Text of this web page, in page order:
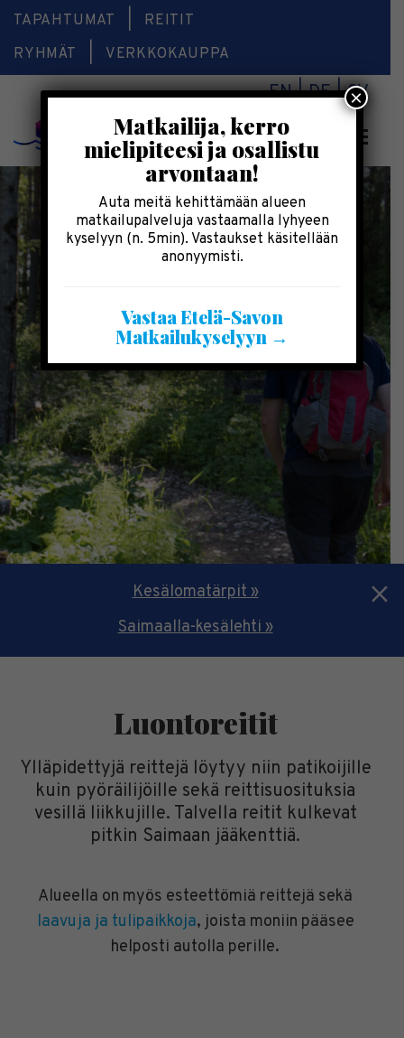
TAPAHTUMAT
REITIT
RYHMÄT
VERKKOKAUPPA
EN DE SV
Kesälomatärpit »
Saimaalla-kesälehti »
Luontoreitit
Ylläpidettyjä reittejä löytyy niin patikoijille
kuin pyöräilijöille sekä reittisuosituksia
vesillä liikkujille. Talvella reitit kulkevat
pitkin Saimaan jääkenttiä.
Alueella on myös esteettömiä reittejä sekä
laavuja ja tulipaikkoja, joista moniin pääsee
helposti autolla perille.
Matkailija, kerro
mielipiteesi ja osallistu
arvontaan!
Auta meitä kehittämään alueen
matkailupalveluja vastaamalla lyhyeen
kyselyyn (n. 5min). Vastaukset käsitellään
anonyymisti.
Vastaa Etelä-Savon
Matkailukyselyyn →
×